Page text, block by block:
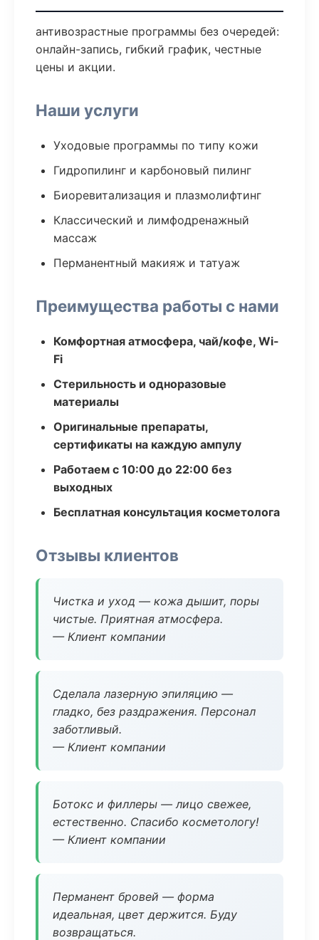
антивозрастные программы без очередей:
онлайн-запись, гибкий график, честные
цены и акции.
Наши услуги
Уходовые программы по типу кожи
Гидропилинг и карбоновый пилинг
Биоревитализация и плазмолифтинг
Классический и лимфодренажный
массаж
Перманентный макияж и татуаж
Преимущества работы с нами
Комфортная атмосфера, чай/кофе, Wi-
Fi
Стерильность и одноразовые
материалы
Оригинальные препараты,
сертификаты на каждую ампулу
Работаем с 10:00 до 22:00 без
выходных
Бесплатная консультация косметолога
Отзывы клиентов
Чистка и уход — кожа дышит, поры
чистые. Приятная атмосфера.
— Клиент компании
Сделала лазерную эпиляцию —
гладко, без раздражения. Персонал
заботливый.
— Клиент компании
Ботокс и филлеры — лицо свежее,
естественно. Спасибо косметологу!
— Клиент компании
Перманент бровей — форма
идеальная, цвет держится. Буду
возвращаться.